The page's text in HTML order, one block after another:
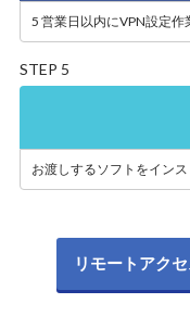
5 営業日以内にVPN設定作
STEP 5
お渡しするソフトをイン
リモートアク